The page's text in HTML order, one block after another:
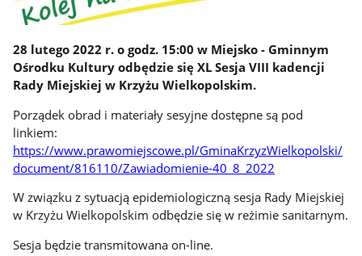
28 lutego 2022 r. o godz. 15:00 w Miejsko - Gminnym
Ośrodku Kultury odbędzie się XL Sesja VIII kadencji
Rady Miejskiej w Krzyżu Wielkopolskim.
Porządek obrad i materiały sesyjne dostępne są pod
linkiem:
https://www.prawomiejscowe.pl/GminaKrzyzWielkopolski/
document/816110/Zawiadomienie-40_8_2022
W związku z sytuacją epidemiologiczną sesja Rady Miejskiej
w Krzyżu Wielkopolskim odbędzie się w reżimie sanitarnym.
Sesja będzie transmitowana on-line.